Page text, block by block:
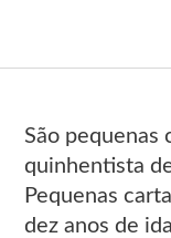
São pequenas
quinhentista
Pequenas
dez anos de